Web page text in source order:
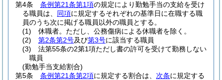
第4条
条例第21条第1項の規定により勤勉手当の支給を受け
る職員は、 同項に規定するそれぞれの基準日に在職する職
員のうち次に掲げる職員以外の職員とする。
(1)
休職者。 ただし、公務傷病による休職者を除く。
(2)
第2条第2号及び第3号に該当する職員
(3)
法第55条の2第1項ただし書の許可を受けて勤務しない
職員
(勤勉手当支給割合)
第5条
条例第21条第2項に規定する割合は、 次条に規定する